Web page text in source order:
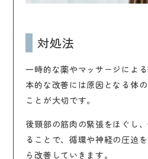
対処法
一時的な薬やマッサージによ
本的な改善には原因となる体
ことが大切です。
後頸部の筋肉の緊張をほぐし
ることで、循環や神経の圧迫
ら改善していきます。